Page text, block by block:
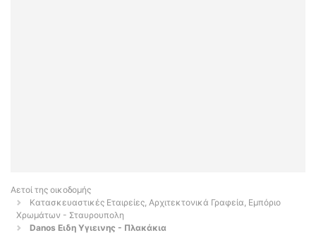
Αετοί της οικοδομής
Κατασκευαστικές Εταιρείες, Αρχιτεκτονικά Γραφεία, Εμπόριο
Χρωμάτων - Σταυρουπολη
Danos Ειδη Υγιεινης - Πλακάκια